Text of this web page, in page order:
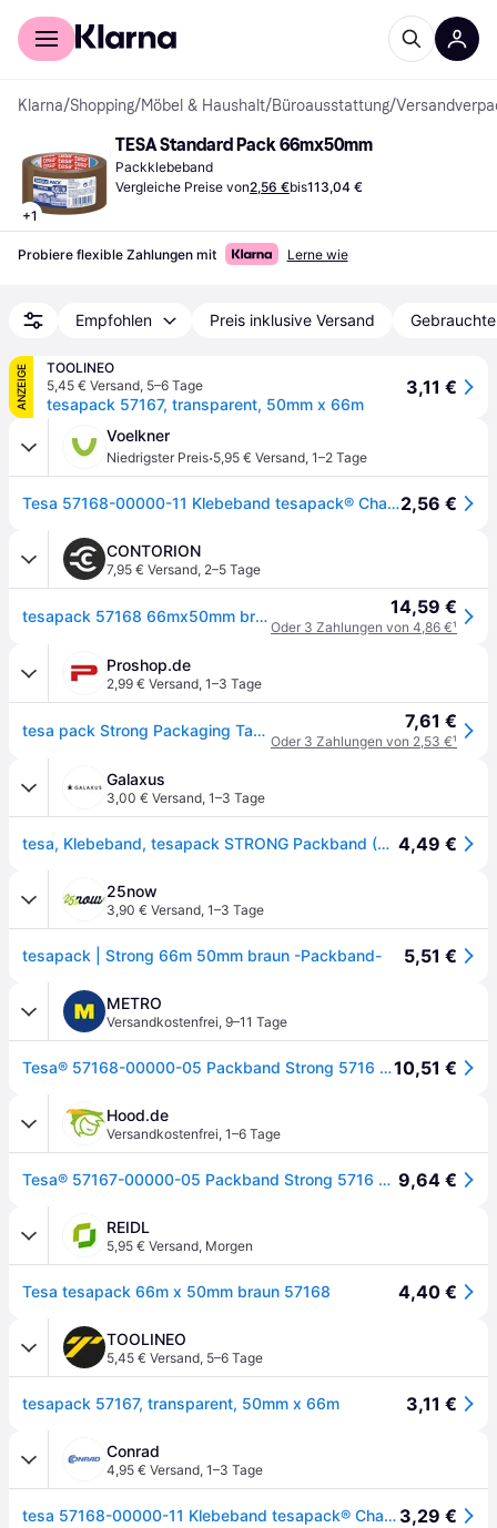
Für Shopper
Klarna/Shopping/Möbel & Haushalt/Büroausstattung/
+1
TESA Standard Pack 66mx50mm
Packklebeband
Vergleiche Preise von2,56 €bis113,04 €
Probiere flexible Zahlungen mit Lerne wie
Empfohlen Preis inklusive Versand
ANZEIGE
TOOLINEO
5,45 € Versand, 5–6 Tage
tesapack 57167, transparent, 50mm x 66m
3,11 €
Voelkner
Niedrigster Preis·5,95 € Versand, 1–2 Tage
Tesa 57168-00000-11 Klebeband tesapack® Chamois (L x B) 66m x 50mm 1St.2,56 €
CONTORION
7,95 € Versand, 2–5 Tage
tesapack 57168 66mx50mm braun 14,59 €
Oder 3 Zahlungen von 4,86 €¹
Proshop.de
2,99 € Versand, 1–3 Tage
tesa pack Strong Packaging Tape 66m x 50mm Brown 7,61 €
Oder 3 Zahlungen von 2,53 €¹
Galaxus
3,00 € Versand, 1–3 Tage
tesa, Klebeband, tesapack STRONG Packband (50mm) 4,49 €
25now
3,90 € Versand, 1–3 Tage
tesapack | Strong 66m 50mm braun -Packband- 5,51 €
METRO
Versandkostenfrei, 9–11 Tage
Tesa® 57168-00000-05 Packband Strong 5716 - 50 mm x 66 m, braun, PP10,51 €
Hood.de
Versandkostenfrei, 1–6 Tage
Tesa® 57167-00000-05 Packband Strong 5716 50 mm x 66 m transparent PP 9,64 €
REIDL
5,95 € Versand, Morgen
Tesa tesapack 66m x 50mm braun 57168 4,40 €
TOOLINEO
5,45 € Versand, 5–6 Tage
tesapack 57167, transparent, 50mm x 66m 3,11 €
Conrad
4,95 € Versand, 1–3 Tage
tesa 57168-00000-11 Klebeband tesapack® Chamois (L x B) 66 m x 50 mm 1 St. 3,29 €